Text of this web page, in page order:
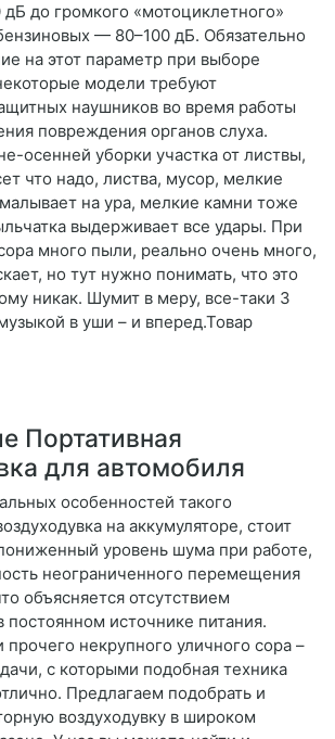
до громкого «мотоциклетного»
— 80–100 дБ. Обязательно
на этот параметр при выборе
модели требуют
наушников во время работы
повреждения органов слуха.
осенней уборки участка от листвы,
что надо, листва, мусор, мелкие
на ура, мелкие камни тоже
выдерживает все удары. При
много пыли, реально очень много,
но тут нужно понимать, что это
никак. Шумит в меру, все-таки 3
в уши – и вперед.Товар
Портативная
для автомобиля
особенностей такого
на аккумуляторе, стоит
уровень шума при работе,
неограниченного перемещения
объясняется отсутствием
постоянном источнике питания.
прочего некрупного уличного сора –
с которыми подобная техника
Предлагаем подобрать и
воздуходувку в широком